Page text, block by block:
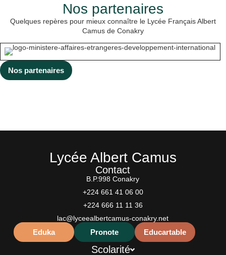
RINGUEDE, professeur
de SVT, plusieurs
cœurs ont été réalisés
Nos partenaires
Quelques repères pour mieux connaître le Lycée Français Albert
Camus de Conakry
Nos partenaires
Lycée Albert Camus
Contact
B.P.998 Conakry
+224 661 41 06 00
+224 666 11 11 36
lac@lyceealbertcamus-conakry.net
Eduka Pronote Educartable
Scolarité